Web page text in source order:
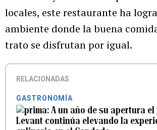
locales, este restaurante ha
ambiente donde la buena
trato se disfrutan por igual.
RELACIONADAS
GASTRONOMÍA
A un año de su apertura
Levant continúa elevando la